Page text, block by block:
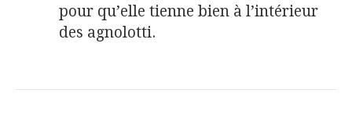
pour qu’elle tienne bien à l’intérieur
des agnolotti.